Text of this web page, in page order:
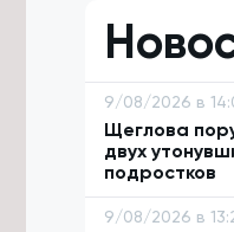
9/08/2026 в
Щеглова
двух
подростков
9/08/2026 в